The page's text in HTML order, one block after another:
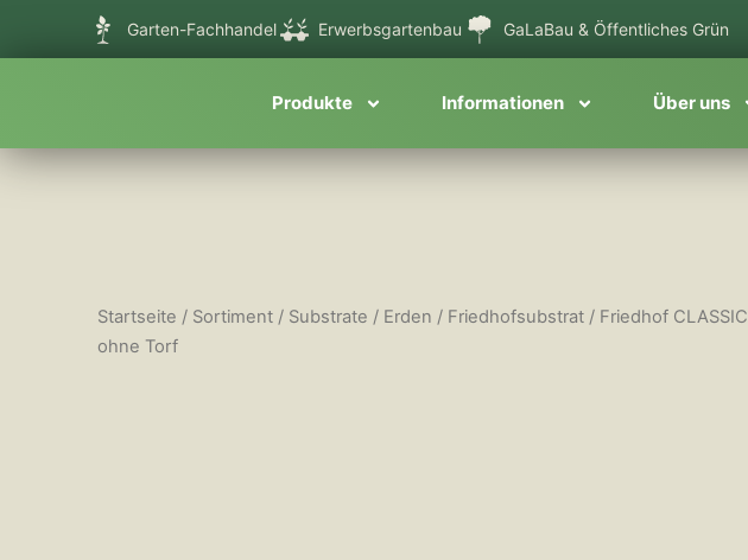
Garten-Fachhandel Erwerbsgartenbau GaLaBau & Öffentliches Grün
Produkte Informationen Über uns
Startseite / Sortiment / Substrate / Erden / Friedhofsubstrat / Friedhof CLASSIC
ohne Torf